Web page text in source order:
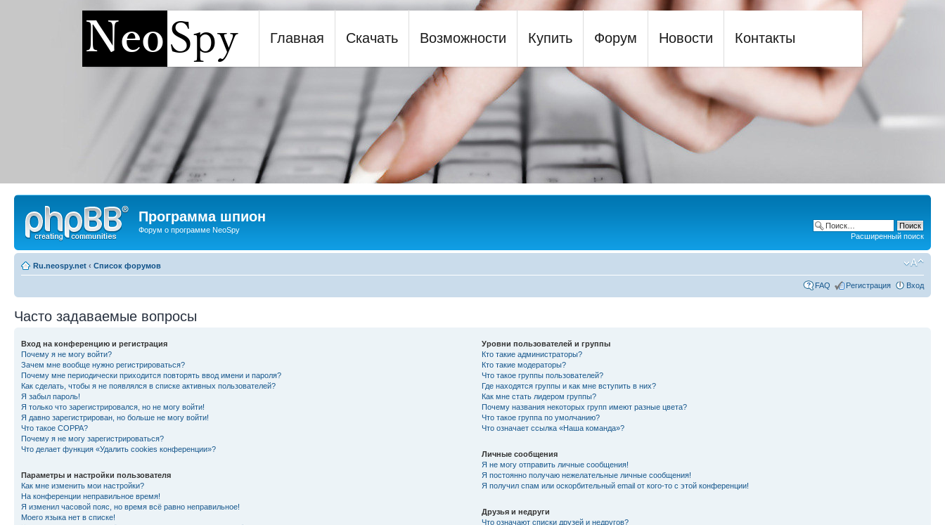
Программа шпион NeoSpy
Главная Скачать Возможности Купить Форум Новости Контакты
Программа шпион
Форум о программе NeoSpy
Расширенный поиск
Ru.neospy.net ‹ Список форумов
FAQ Регистрация Вход
Часто задаваемые вопросы
Вход на конференцию и регистрация
Почему я не могу войти?
Зачем мне вообще нужно регистрироваться?
Почему мне периодически приходится повторять ввод имени и пароля?
Как сделать, чтобы я не появлялся в списке активных пользователей?
Я забыл пароль!
Я только что зарегистрировался, но не могу войти!
Я давно зарегистрирован, но больше не могу войти!
Что такое COPPA?
Почему я не могу зарегистрироваться?
Что делает функция «Удалить cookies конференции»?
Параметры и настройки пользователя
Как мне изменить мои настройки?
На конференции неправильное время!
Я изменил часовой пояс, но время всё равно неправильное!
Моего языка нет в списке!
Уровни пользователей и группы
Кто такие администраторы?
Кто такие модераторы?
Что такое группы пользователей?
Где находятся группы и как мне вступить в них?
Как мне стать лидером группы?
Почему названия некоторых групп имеют разные цвета?
Что такое группа по умолчанию?
Что означает ссылка «Наша команда»?
Личные сообщения
Я не могу отправить личные сообщения!
Я постоянно получаю нежелательные личные сообщения!
Я получил спам или оскорбительный email от кого-то с этой конференции!
Друзья и недруги
Что означают списки друзей и недругов?